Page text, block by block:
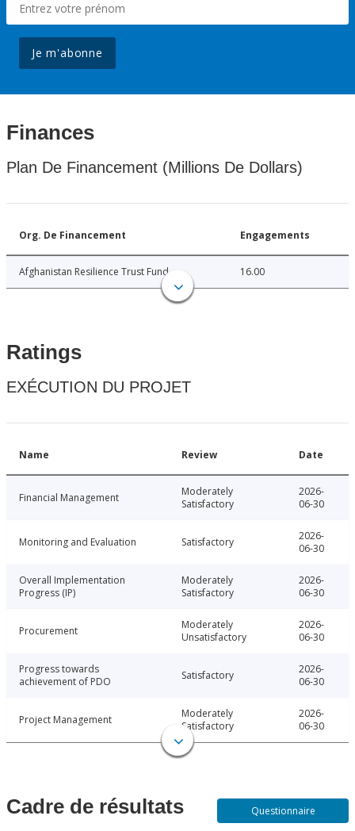
Je m'abonne
Finances
Plan De Financement (Millions De Dollars)
Org. De Financement Engagements
Afghanistan Resilience Trust Fund 16.00
Ratings
EXÉCUTION DU PROJET
Name Review Date
Financial Management
Moderately
Satisfactory
2026-
06-30
Monitoring and Evaluation Satisfactory
2026-
06-30
Overall Implementation
Progress (IP)
Moderately
Satisfactory
2026-
06-30
Procurement
Moderately
Unsatisfactory
2026-
06-30
Progress towards
achievement of PDO
Satisfactory
2026-
06-30
Project Management
Moderately
Satisfactory
2026-
06-30
Cadre de résultats Questionnaire